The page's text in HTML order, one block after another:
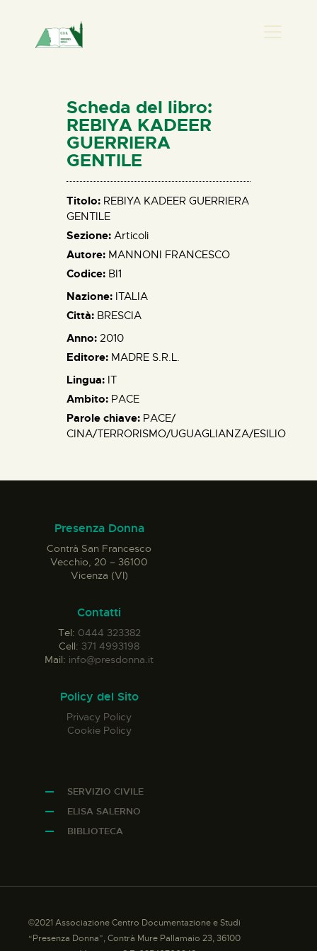
HOME
CHI SIAMO
NEWS
PERCORSI
ELISA SALERNO
CONTATTI
Scheda del libro:
REBIYA KADEER
GUERRIERA
GENTILE
Titolo: REBIYA KADEER GUERRIERA
GENTILE
Sezione: Articoli
Autore: MANNONI FRANCESCO
Codice: BI1
Nazione: ITALIA
Città: BRESCIA
Anno: 2010
Editore: MADRE S.R.L.
Lingua: IT
Ambito: PACE
Parole chiave: PACE/
CINA/TERRORISMO/UGUAGLIANZA/ESILIO
Presenza Donna
Contrà San Francesco
Vecchio, 20 – 36100
Vicenza (VI)
Contatti
Tel: 0444 323382
Cell: 371 4993198
Mail: info@presdonna.it
Policy del Sito
Privacy Policy
Cookie Policy
SERVIZIO CIVILE
ELISA SALERNO
BIBLIOTECA
©2021 Associazione Centro Documentazione e Studi
“Presenza Donna”, Contrà Mure Pallamaio 23, 36100